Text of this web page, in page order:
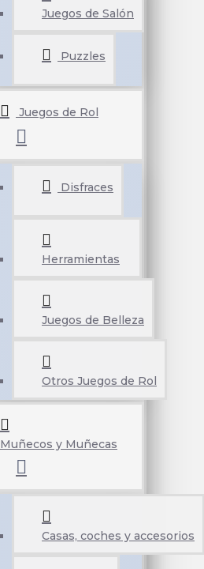
Juegos de Salón
Puzzles
Juegos de Rol
Disfraces
Herramientas
Juegos de Belleza
Otros Juegos de Rol
Muñecos y Muñecas
Casas, coches y accesorios